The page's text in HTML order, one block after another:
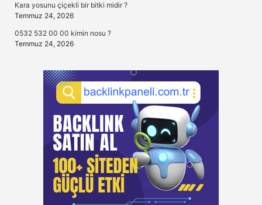
Kara yosunu çiçekli bir bitki midir ?
Temmuz 24, 2026
0532 532 00 00 kimin nosu ?
Temmuz 24, 2026